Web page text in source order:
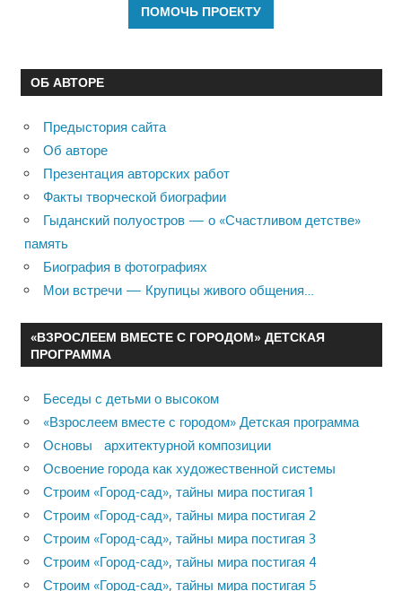
ОБ АВТОРЕ
Предыстория сайта
Об авторе
Презентация авторских работ
Факты творческой биографии
Гыданский полуостров — о «Счастливом детстве»
память
Биография в фотографиях
Мои встречи — Крупицы живого общения…
«ВЗРОСЛЕЕМ ВМЕСТЕ С ГОРОДОМ» ДЕТСКАЯ
ПРОГРАММА
Беседы с детьми о высоком
«Взрослеем вместе с городом» Детская программа
Основы архитектурной композиции
Освоение города как художественной системы
Строим «Город-сад», тайны мира постигая 1
Строим «Город-сад», тайны мира постигая 2
Строим «Город-сад», тайны мира постигая 3
Строим «Город-сад», тайны мира постигая 4
Строим «Город-сад», тайны мира постигая 5